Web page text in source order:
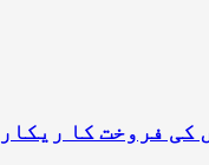
کی فروخت کا